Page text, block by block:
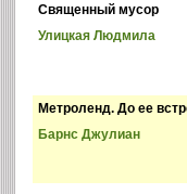
Священный мусор
Улицкая Людмила
Метроленд. До ее
Барнс Джулиан